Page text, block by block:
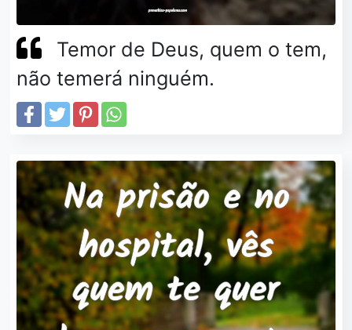
Temor de Deus, quem o tem,
não temerá ninguém.